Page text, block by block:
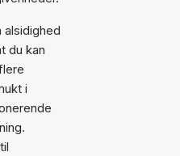
du kan
i